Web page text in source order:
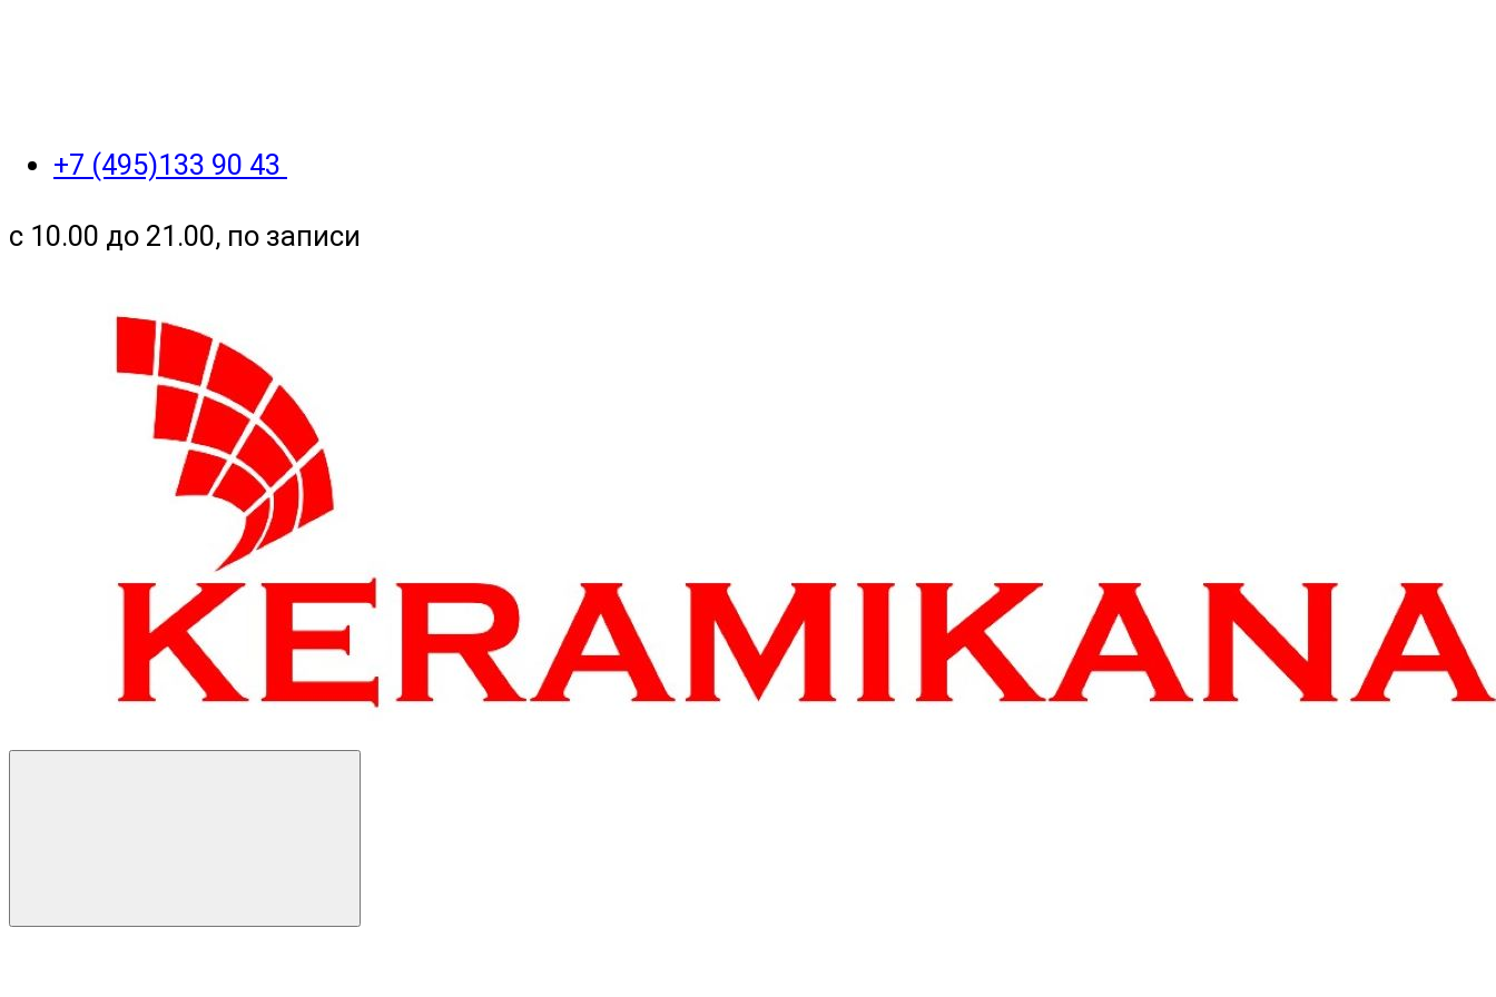
+7 (495)133 90 43
с 10.00 до 21.00, по записи